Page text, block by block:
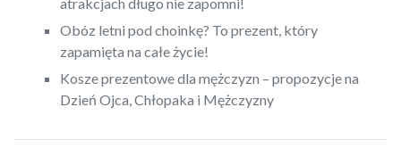
atrakcjach długo nie zapomni!
Obóz letni pod choinkę? To prezent, który
zapamięta na całe życie!
Kosze prezentowe dla mężczyzn – propozycje na
Dzień Ojca, Chłopaka i Mężczyzny